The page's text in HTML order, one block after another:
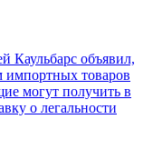
Каульбарс объявил,
импортных товаров
могут получить в
о легальности